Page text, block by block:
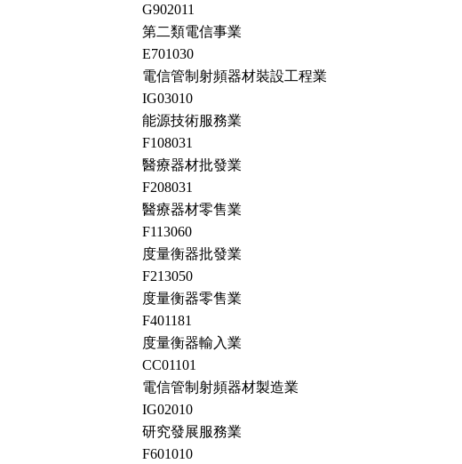
G902011
第二類電信事業
E701030
電信管制射頻器材裝設工程業
IG03010
能源技術服務業
F108031
醫療器材批發業
F208031
醫療器材零售業
F113060
度量衡器批發業
F213050
度量衡器零售業
F401181
度量衡器輸入業
CC01101
電信管制射頻器材製造業
IG02010
研究發展服務業
F601010